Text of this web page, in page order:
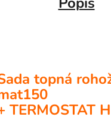
topná
TERMOSTAT